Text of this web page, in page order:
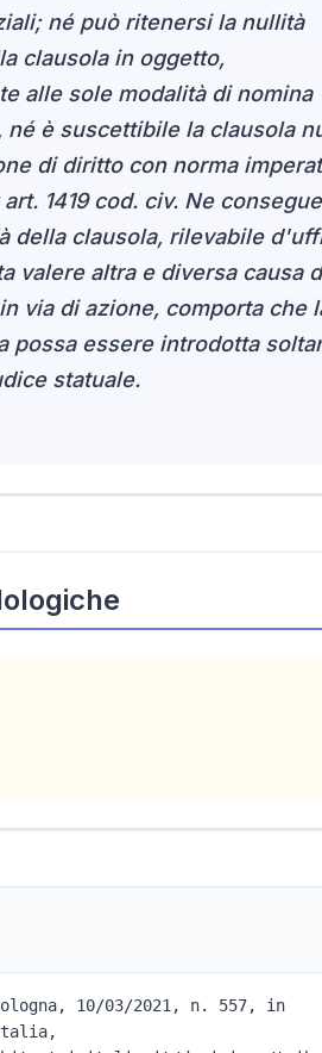
né può ritenersi la nullità
clausola in oggetto,
alle sole modalità di nomina
né è suscettibile la clausola
di diritto con norma
1419 cod. civ. Ne consegue
della clausola, rilevabile
valere altra e diversa causa
via di azione, comporta che
possa essere introdotta
statuale.
10/03/2021, n. 557, in